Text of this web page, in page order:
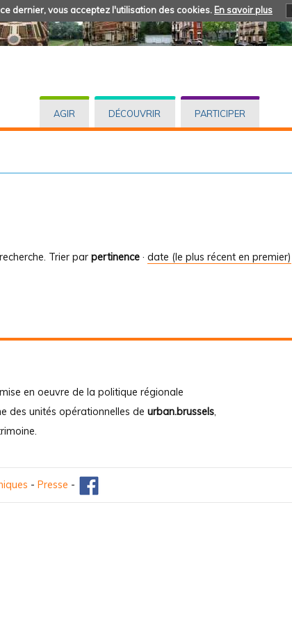
dernier, vous acceptez l'utilisation des cookies. En savoir plus
AGIR DÉCOUVRIR PARTICIPER
Trier par pertinence · date (le plus récent en premier)
en oeuvre de la politique régionale
des unités opérationnelles de urban.brussels,
.
- Presse -